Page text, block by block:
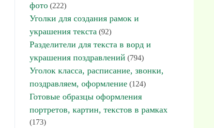
фото (222)
Уголки для создания рамок и
украшения текста (92)
Разделители для текста в ворд и
украшения поздравлений (794)
Уголок класса, расписание, звонки,
поздравляем, оформление (124)
Готовые образцы оформления
портретов, картин, текстов в рамках
(173)